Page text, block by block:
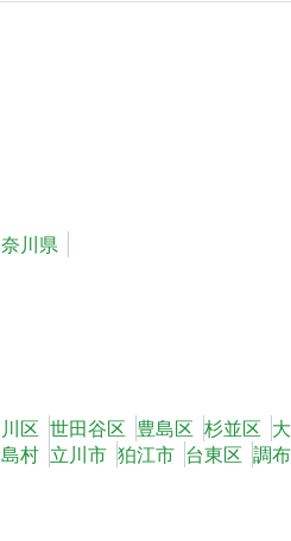
川県
区 世田谷区 豊島区 杉並区
村 立川市 狛江市 台東区 調